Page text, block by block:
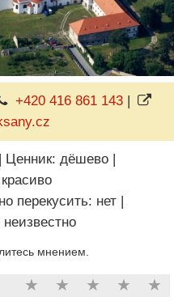
+420 416 861 143 |
Ценник: дёшево |
перекусить: нет |
мнением.
★ ★ ★ ★ ★